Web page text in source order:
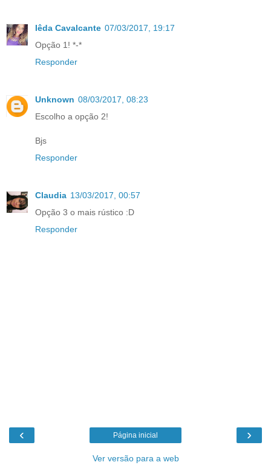
Iêda Cavalcante 07/03/2017, 19:17
Opção 1! *-*
Responder
Unknown 08/03/2017, 08:23
Escolho a opção 2!
Bjs
Responder
Claudia 13/03/2017, 00:57
Opção 3 o mais rústico :D
Responder
‹ ›
Página inicial
Ver versão para a web